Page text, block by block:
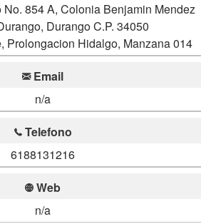
854 A, Colonia Benjamin Mendez
Durango C.P. 34050
Prolongacion Hidalgo, Manzana 014
Email
n/a
Telefono
6188131216
Web
n/a